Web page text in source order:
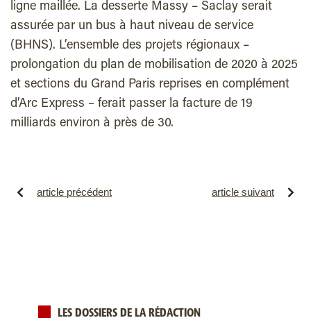
ligne maillée. La desserte Massy – Saclay serait
assurée par un bus à haut niveau de service
(BHNS). L’ensemble des projets régionaux –
prolongation du plan de mobilisation de 2020 à 2025
et sections du Grand Paris reprises en complément
d’Arc Express – ferait passer la facture de 19
milliards environ à près de 30.
article précédent article suivant
LES DOSSIERS DE LA RÉDACTION